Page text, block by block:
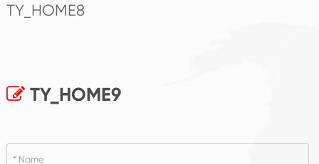
TY_HOME8
TY_HOME9